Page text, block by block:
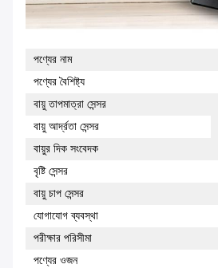
পণ্যের নাম
পণ্যের বৈশিষ্ট্য
বায়ু তাপমাত্রা সেন্সর
বায়ু আর্দ্রতা সেন্সর
বায়ুর দিক সংবেদক
বৃষ্টি সেন্সর
বায়ু চাপ সেন্সর
যোগাযোগ ব্যবস্থা
পরীক্ষার পরিসীমা
পণ্যের ওজন